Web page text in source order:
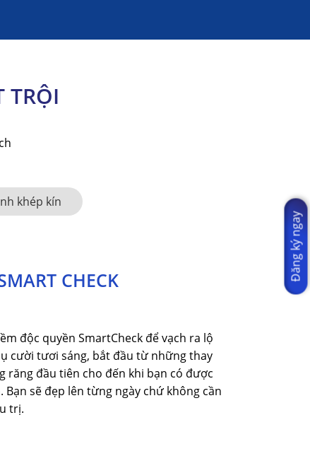
TRỘI
khép kín
CHECK
độc quyền SmartCheck để vạch ra lộ
cười tươi sáng, bắt đầu từ những thay
răng đầu tiên cho đến khi bạn có được
sẽ đẹp lên từng ngày chứ không cần
trị.
Đăng ký ngay